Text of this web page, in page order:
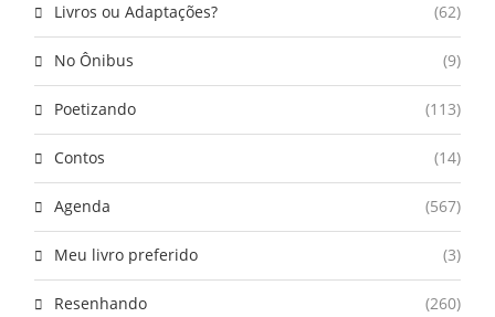
Livros ou Adaptações? (62)
No Ônibus (9)
Poetizando (113)
Contos (14)
Agenda (567)
Meu livro preferido (3)
Resenhando (260)